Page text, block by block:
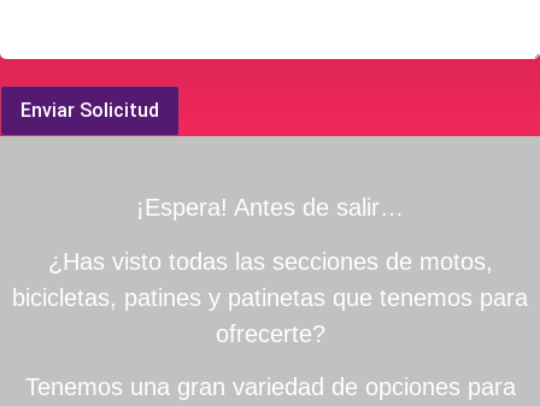
Enviar Solicitud
¡Espera! Antes de salir…
¿Has visto todas las secciones de motos,
bicicletas, patines y patinetas que tenemos para
ofrecerte?
Tenemos una gran variedad de opciones para